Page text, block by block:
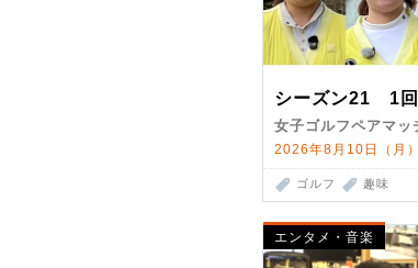
シーズン21 1
女子ゴルフペアマッ
2026年8月10日（月
ゴルフ 趣味
エンタメ・音楽